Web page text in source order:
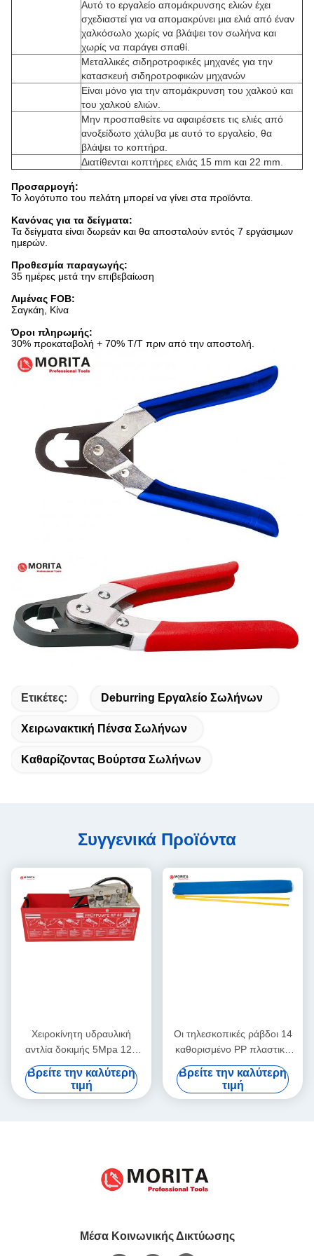
Αυτό το εργαλείο απομάκρυνσης ελιών έχει
σχεδιαστεί για να απομακρύνει μια ελιά από έναν
χαλκόσωλο χωρίς να βλάψει τον σωλήνα και
χωρίς να παράγει σπαθί.
Μεταλλικές σιδηροτροφικές μηχανές για την
κατασκευή σιδηροτροφικών μηχανών
Είναι μόνο για την απομάκρυνση του χαλκού και
του χαλκού ελιών.
Μην προσπαθείτε να αφαιρέσετε τις ελιές από
ανοξείδωτο χάλυβα με αυτό το εργαλείο, θα
βλάψει το κοπτήρα.
Διατίθενται κοπτήρες ελιάς 15 mm και 22 mm.
Προσαρμογή:
Το λογότυπο του πελάτη μπορεί να γίνει στα προϊόντα.
Κανόνας για τα δείγματα:
Τα δείγματα είναι δωρεάν και θα αποσταλούν εντός 7 εργάσιμων
ημερών.
Προθεσμία παραγωγής:
35 ημέρες μετά την επιβεβαίωση
Λιμένας FOB:
Σαγκάη, Κίνα
Όροι πληρωμής:
30% προκαταβολή + 70% T/T πριν από την αποστολή.
Ετικέτες: Deburring Εργαλείο Σωλήνων
Χειρωνακτική Πένσα Σωλήνων
Καθαρίζοντας Βούρτσα Σωλήνων
Συγγενικά Προϊόντα
Χειροκίνητη υδραυλική
αντλία δοκιμής 5Mpa 12L
Πυρολογικά εργαλεία Χαλκός
& Χάλυβας & Al Alloy
Πυροσβεστικό σωλήνα
Βρείτε την καλύτερη
τιμή
Οι τηλεσκοπικές ράβδοι 14
καθορισμένο PP πλαστικό
μήκος 1150mm
σκαλοπατιών Pce ένα ισχυρό
χρώμα τσαντών καμβά
Βρείτε την καλύτερη
τιμή
Μέσα Κοινωνικής Δικτύωσης